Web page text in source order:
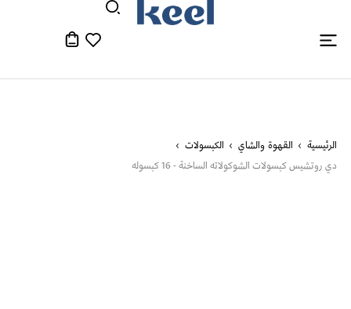
الرئيسية القهوة والشاي
الكبسولات
دي روتشيس كبسولات الشوكولاته الساخنة - 16 كبسوله